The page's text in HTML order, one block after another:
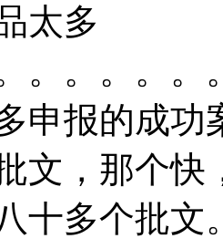
太多
。。。。
申报的成功
文，那个
十多个批文